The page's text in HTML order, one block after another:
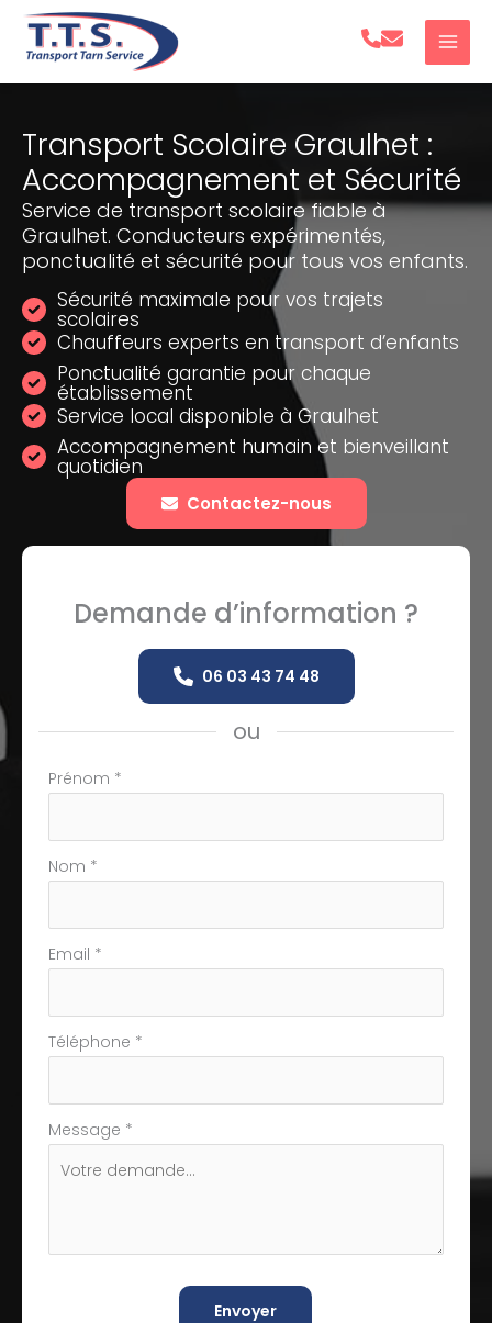
Aller
Transport Scolaire Graulhet :
Accompagnement et Sécurité
Service de transport scolaire fiable à
Graulhet. Conducteurs expérimentés,
ponctualité et sécurité pour tous vos enfants.
Sécurité maximale pour vos trajets
scolaires
Chauffeurs experts en transport d’enfants
Ponctualité garantie pour chaque
établissement
Service local disponible à Graulhet
Accompagnement humain et bienveillant
quotidien
Contactez-nous
Demande d’information ?
06 03 43 74 48
ou
Formulaire
téléphone
Prénom *
Nom *
Email *
Téléphone *
Message *
Envoyer